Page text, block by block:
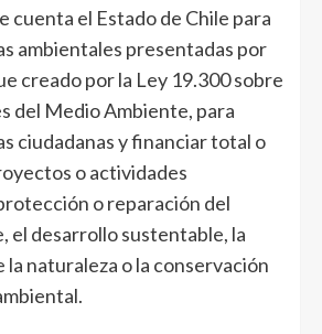
cuenta el Estado de Chile para
ambientales presentadas por
creado por la Ley 19.300 sobre
del Medio Ambiente, para
ciudadanas y financiar total o
o actividades
o reparación del
el desarrollo sustentable, la
la naturaleza o la conservación